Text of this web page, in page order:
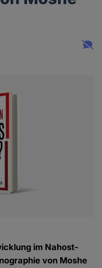
im Nahost-
von Moshe